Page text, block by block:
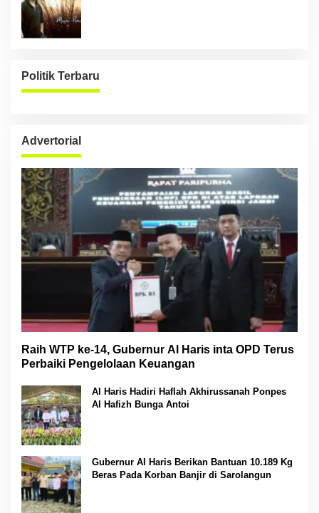
Politik Terbaru
Advertorial
Raih WTP ke-14, Gubernur Al Haris inta OPD Terus
Perbaiki Pengelolaan Keuangan
Al Haris Hadiri Haflah Akhirussanah Ponpes
Al Hafizh Bunga Antoi
Gubernur Al Haris Berikan Bantuan 10.189 Kg
Beras Pada Korban Banjir di Sarolangun